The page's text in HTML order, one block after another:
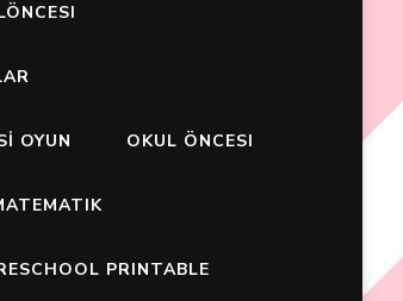
OYUN OKUL ÖNCESI
PRINTABLE